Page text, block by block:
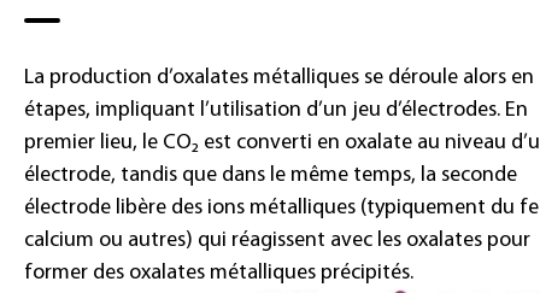
La production d’oxalates métalliques se déroule alors en
étapes, impliquant l’utilisation d’un jeu d’électrodes. En
premier lieu, le CO₂ est converti en oxalate au niveau
électrode, tandis que dans le même temps, la seconde
électrode libère des ions métalliques (typiquement du
calcium ou autres) qui réagissent avec les oxalates pour
former des oxalates métalliques précipités.